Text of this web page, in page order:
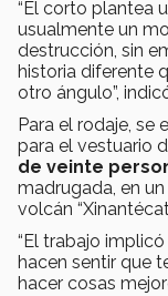
“El corto plantea
usualmente un
destrucción, sin
historia diferente
otro ángulo”,
Para el rodaje, se
para el vestuario
de veinte
madrugada, en
volcán
“El trabajo
hacen sentir que
hacer cosas